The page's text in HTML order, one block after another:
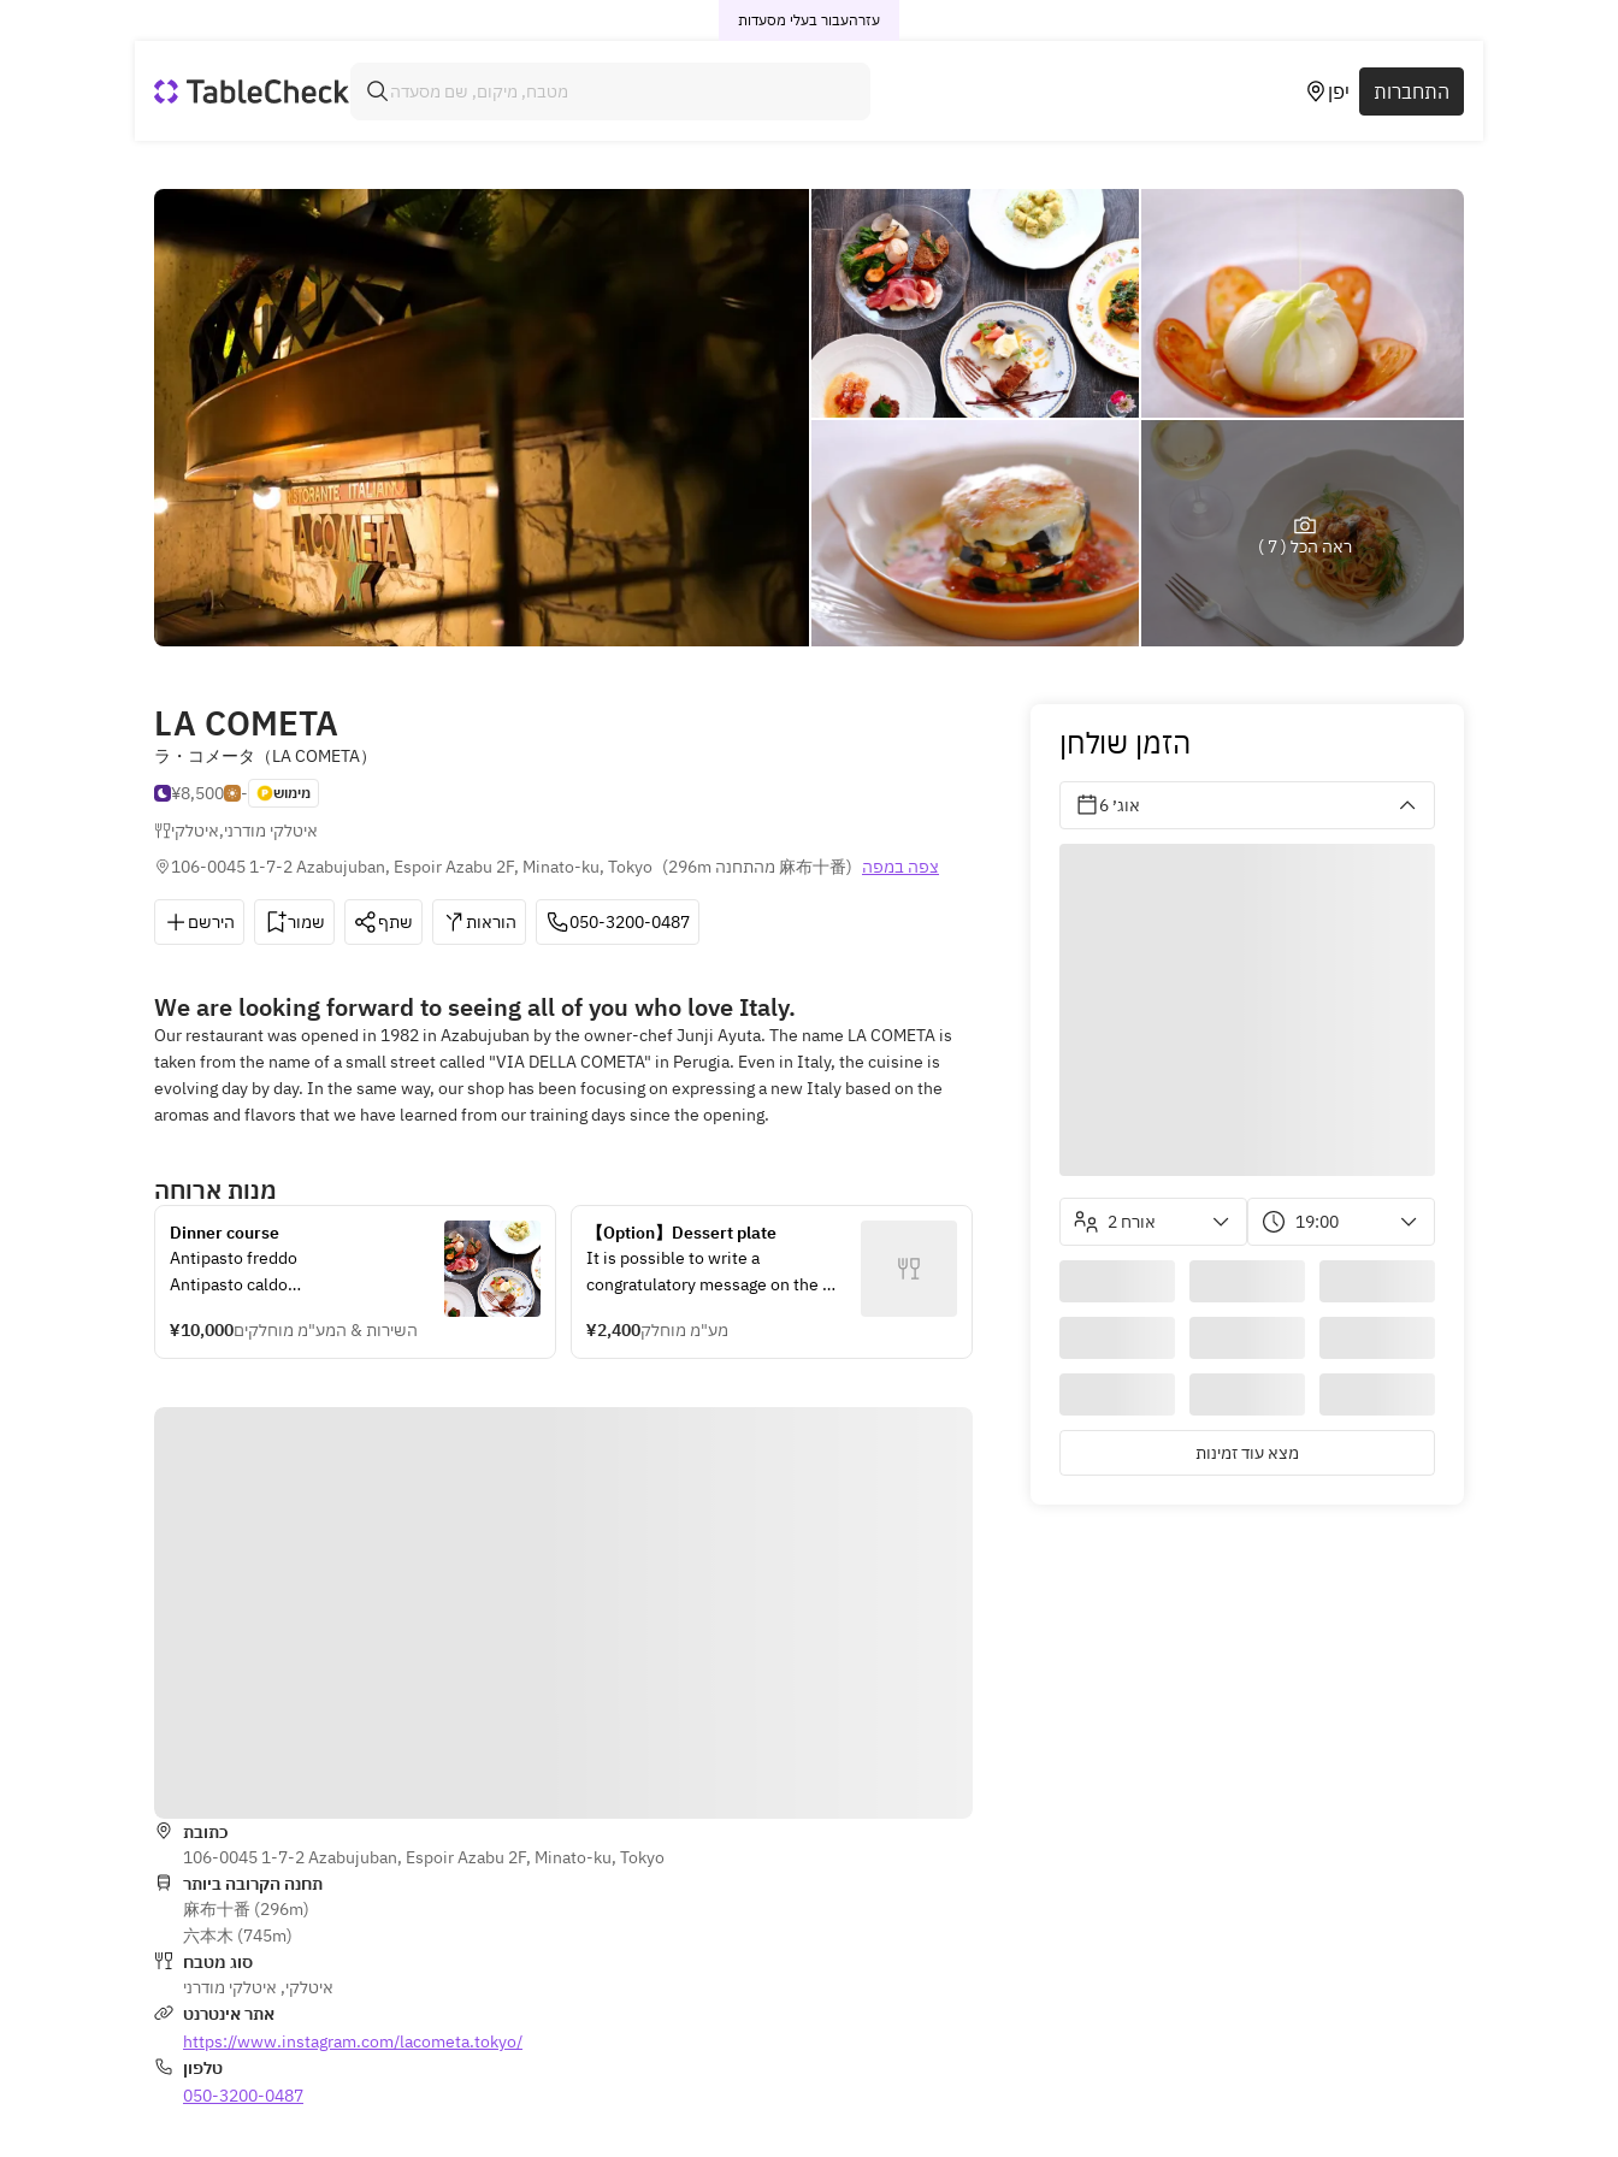
עבור בעלי מסעדותעזרה
יפן התחברות
ראה הכל ( 7 )
LA COMETA
ラ・コメータ（LA COMETA）
¥8,500
- מימוש
איטלקי,איטלקי מודרני
106-0045 1-7-2 Azabujuban, Espoir Azabu 2F, Minato-ku, Tokyo ( 296m מהתחנה 麻布十番) צפה במפה
הירשם שמור שתף הוראות 050-3200-0487
We are looking forward to seeing all of you who love Italy.
Our restaurant was opened in 1982 in Azabujuban by the owner-chef Junji Ayuta. The name LA COMETA is
taken from the name of a small street called "VIA DELLA COMETA" in Perugia. Even in Italy, the cuisine is
evolving day by day. In the same way, our shop has been focusing on expressing a new Italy based on the
aromas and flavors that we have learned from our training days since the opening.
מנות ארוחה
Dinner course
Antipasto freddo
Antipasto caldo
Secondo a scelta
Dolce misto
¥10,000השירות & המע"מ מוחלקים
【Option】Dessert plate
It is possible to write a
congratulatory message on the
message to fill in, please fill it out.
¥2,400מע"מ מוחלק
כתובת
106-0045 1-7-2 Azabujuban, Espoir Azabu 2F, Minato-ku, Tokyo
תחנה הקרובה ביותר
麻布十番 (296m)
六本木 (745m)
סוג מטבח
איטלקי, איטלקי מודרני
אתר אינטרנט
https://www.instagram.com/lacometa.tokyo/
טלפון
050-3200-0487
הזמן שולחן
6 אוג׳
2 אורח 19:00
מצא עוד זמינות